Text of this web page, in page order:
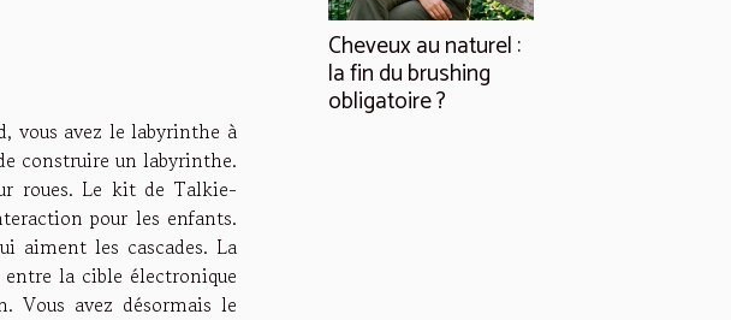
vous avez le labyrinthe à
construire un labyrinthe.
roues. Le kit de Talkie-
pour les enfants.
aiment les cascades. La
la cible électronique
Vous avez désormais le
Cheveux au naturel :
la fin du brushing
obligatoire ?